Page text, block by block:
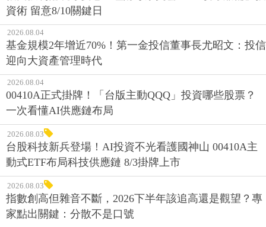
資術 留意8/10關鍵日
2026.08.04
基金規模2年增近70%！第一金投信董事長尤昭文：投信
迎向大資產管理時代
2026.08.04
00410A正式掛牌！「台版主動QQQ」投資哪些股票？
一次看懂AI供應鏈布局
2026.08.03
台股科技新兵登場！AI投資不光看護國神山 00410A主
動式ETF布局科技供應鏈 8/3掛牌上市
2026.08.03
指數創高但雜音不斷，2026下半年該追高還是觀望？專
家點出關鍵：分散不是口號